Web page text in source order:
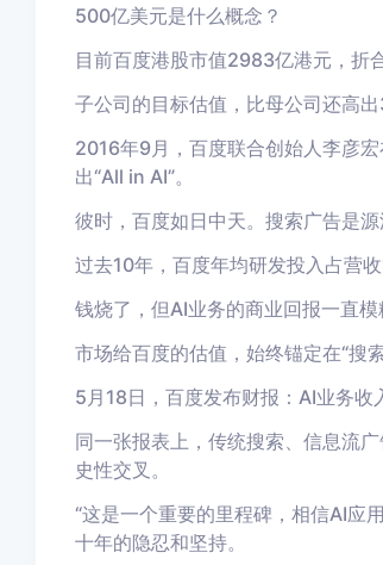
500亿美元是什么概念？
目前百度港股市值2983亿港元，折
子公司的目标估值，比母公司还高出
2016年9月，百度联合创始人李彦
出“All in AI”。
彼时，百度如日中天。搜索广告是
过去10年，百度年均研发投入占营
钱烧了，但AI业务的商业回报一直模
市场给百度的估值，始终锚定在“搜索
5月18日，百度发布财报：AI业务收
同一张报表上，传统搜索、信息流
史性交叉。
“这是一个重要的里程碑，相信AI应
十年的隐忍和坚持。